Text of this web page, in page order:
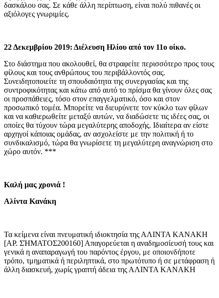
δασκάλου σας. Σε κάθε άλλη περίπτωση, είναι πολύ πιθανές οι
αξιόλογες γνωριμίες.
22 Δεκεμβρίου 2019: Διέλευση Ηλίου από τον 11ο οίκο.
Στο διάστημα που ακολουθεί, θα στραφείτε περισσότερο προς τους
φίλους και τους ανθρώπους του περιβάλλοντός σας.
Συνειδητοποιείτε τη σπουδαιότητα της συνεργασίας και της
συντροφικότητας και κάτω από αυτό το πρίσμα θα γίνουν όλες σας
οι προσπάθειες, τόσο στον επαγγελματικό, όσο και στον
προσωπικό τομέα. Μπορείτε να διευρύνετε τον κύκλο των φίλων
και να καθιερωθείτε μεταξύ αυτών, να διαδώσετε τις ιδέες σας, οι
οποίες θα τύχουν τώρα μεγαλύτερης αποδοχής. Ιδιαίτερα αν είστε
αρχηγοί κάποιας ομάδας, αν ασχολείστε με την πολιτική ή το
συνδικαλισμό, τώρα θα γνωρίσετε τη μεγαλύτερη αναγνώριση στο
χώρο αυτόν. ***
Καλή μας χρονιά !
Αλίντα Κανάκη
Τα κείμενα είναι πνευματική ιδιοκτησία της ΑΛIΝΤΑ ΚΑΝAΚΗ
[ΑΡ. ΣΉΜΑΤΟΣ200160] Απαγορεύεται η αναδημοσίευσή τους και
γενικά η αναπαραγωγή του παρόντος έργου, με οποιονδήποτε
τρόπο, τμηματικά ή περιληπτικά, στο πρωτότυπο ή σε μετάφραση ή
άλλη διασκευή, χωρίς γραπτή άδεια της ΑΛIΝΤΑ ΚΑΝAΚΗ